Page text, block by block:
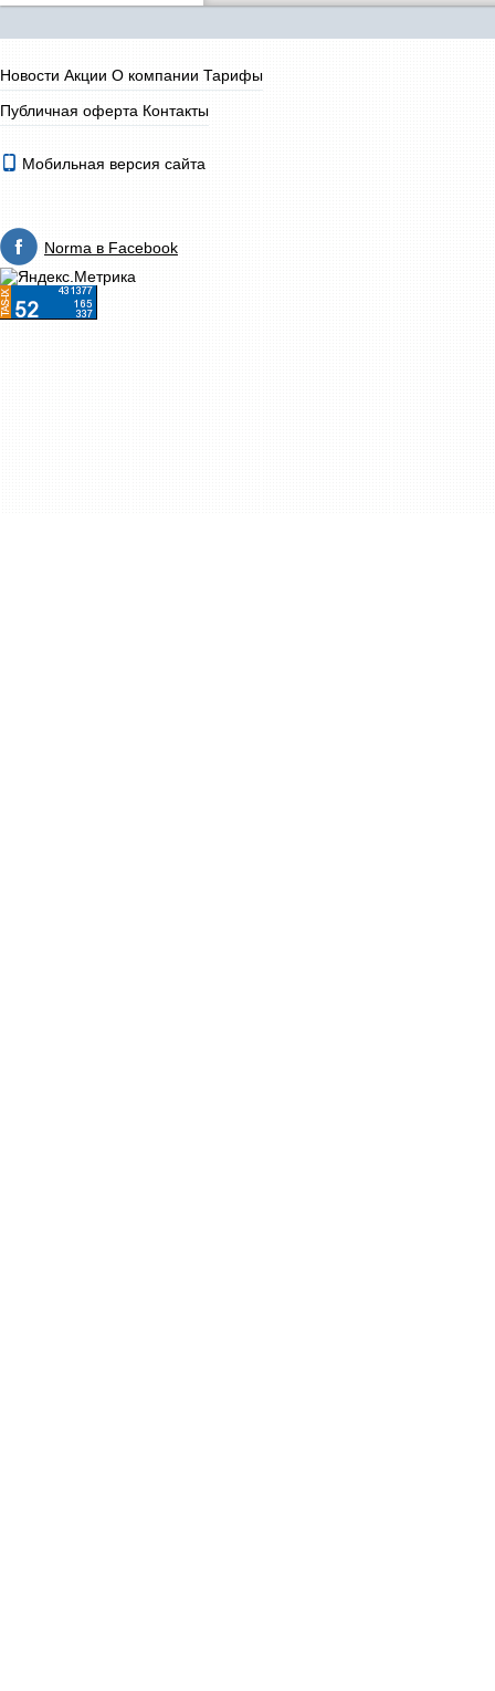
Новости Акции О компании Тарифы
Публичная оферта Контакты
Мобильная версия сайта
Norma в Facebook